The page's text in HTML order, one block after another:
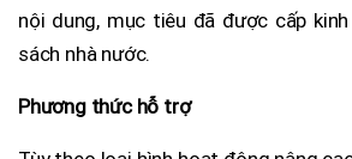
nội dung, mục tiêu đã được cấp
sách nhà nước.
Phương thức hỗ trợ